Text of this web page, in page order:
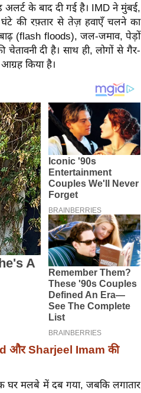
अलर्ट के बाद दी गई है। IMD ने मुंबई,
घंटे की रफ़्तार से तेज़ हवाएँ चलने का
(flash floods), जल-जमाव, पेड़ों
दी है। साथ ही, लोगों से गैर-
किया है।
और Sharjeel Imam की
घर मलबे में दब गया, जबकि लगातार